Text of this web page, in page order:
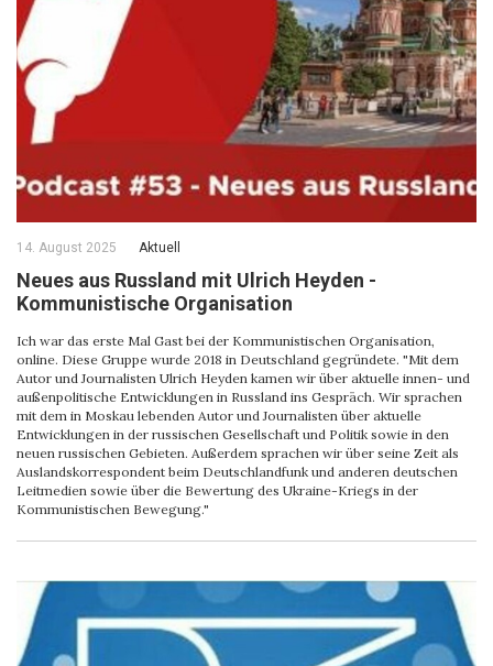
14. August 2025 Aktuell
Neues aus Russland mit Ulrich Heyden -
Kommunistische Organisation
Ich war das erste Mal Gast bei der Kommunistischen Organisation,
online. Diese Gruppe wurde 2018 in Deutschland gegründete. "Mit dem
Autor und Journalisten Ulrich Heyden kamen wir über aktuelle innen- und
außenpolitische Entwicklungen in Russland ins Gespräch. Wir sprachen
mit dem in Moskau lebenden Autor und Journalisten über aktuelle
Entwicklungen in der russischen Gesellschaft und Politik sowie in den
neuen russischen Gebieten. Außerdem sprachen wir über seine Zeit als
Auslandskorrespondent beim Deutschlandfunk und anderen deutschen
Leitmedien sowie über die Bewertung des Ukraine-Kriegs in der
Kommunistischen Bewegung."